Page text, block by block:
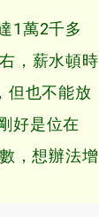
1萬2千多
，薪水頓時
但也不能放
好是位在
，想辦法增